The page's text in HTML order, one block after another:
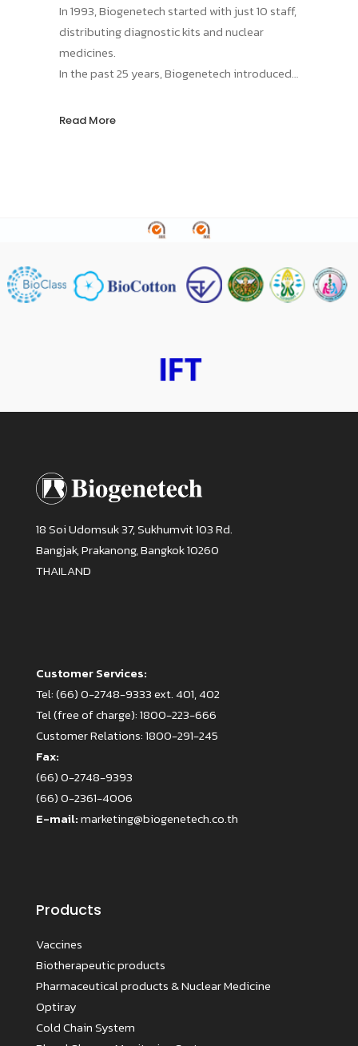
In 1993, Biogenetech started with just 10 staff,
distributing diagnostic kits and nuclear
medicines.
In the past 25 years, Biogenetech introduced
pharmaceuticals, contributing to the
Read More
18 Soi Udomsuk 37, Sukhumvit 103 Rd.
Bangjak, Prakanong, Bangkok 10260
THAILAND
Customer Services:
Tel:(66) 0-2748-9333 ext. 401, 402
Tel (free of charge):1800-223-666
Customer Relations:1800-291-245
Fax:
(66) 0-2748-9393
(66) 0-2361-4006
E-mail:marketing@biogenetech.co.th
Products
Vaccines
Biotherapeutic products
Pharmaceutical products & Nuclear Medicine
Optiray
Cold Chain System